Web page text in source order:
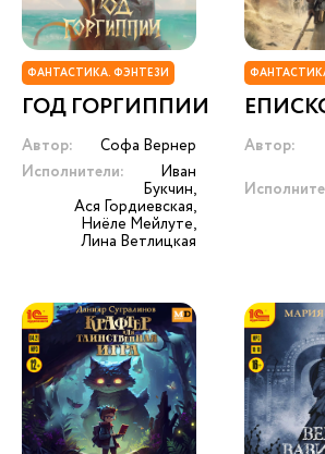
ФАНТАСТИКА. ФЭНТЕЗИ
ГОД ГОРГИППИИ
Автор:
Софа Вернер
Исполнители:
Иван
Букчин,
Ася Гордиевская,
Ниёле Мейлуте,
Лина Ветлицкая
Автор: